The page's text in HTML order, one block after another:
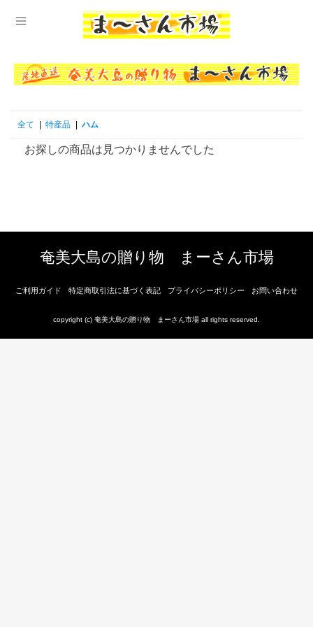
全て 特産品 ハム
お探しの商品は見つかりませんでした
奄美大島の贈り物 まーさん市場
ご利用ガイド 特定商取引法に基づく表記 プライバシーポリシー お問い合わせ
copyright (c) 奄美大島の贈り物 まーさん市場 all rights reserved.